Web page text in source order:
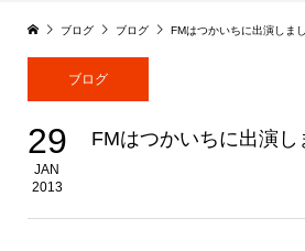
ブログ ブログ FMはつかいちに出演しま
ブログ
29
JAN
2013
FMはつかいちに出演し